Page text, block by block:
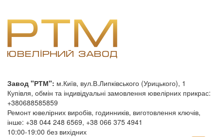
Завод "РТМ": м.Київ, вул.В.Липківського (Урицького), 1
Купівля, обмін та індивідуальні замовлення ювелірних прикрас:
+380688585859
Ремонт ювелірних виробів, годинників, виготовлення ключів,
інше: +38 044 248 6569, +38 066 375 4941
10:00-19:00 без вихідних